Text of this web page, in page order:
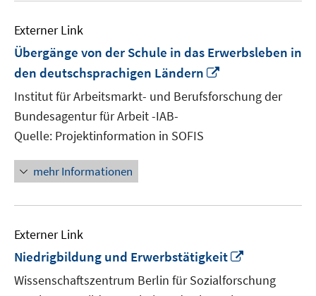
Externer Link
Übergänge von der Schule in das Erwerbsleben in
den deutschsprachigen Ländern
neuem
Fenster
Institut für Arbeitsmarkt- und Berufsforschung der
Bundesagentur für Arbeit -IAB-
Quelle: Projektinformation in SOFIS
mehr Informationen
Externer Link
Niedrigbildung und Erwerbstätigkeit
neuem
Fenster
Wissenschaftszentrum Berlin für Sozialforschung